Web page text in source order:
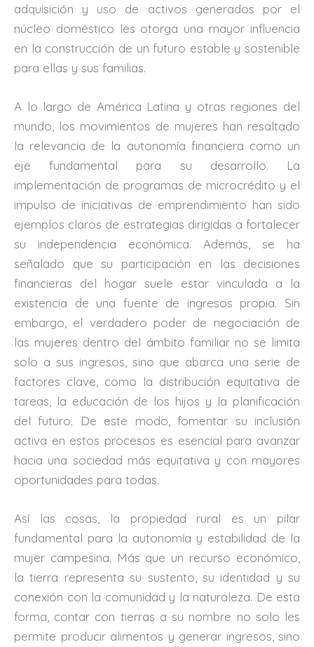
adquisición y uso de activos generados por el
núcleo doméstico les otorga una mayor influencia
en la construcción de un futuro estable y sostenible
para ellas y sus familias.
A lo largo de América Latina y otras regiones del
mundo, los movimientos de mujeres han resaltado
la relevancia de la autonomía financiera como un
eje fundamental para su desarrollo. La
implementación de programas de microcrédito y el
impulso de iniciativas de emprendimiento han sido
ejemplos claros de estrategias dirigidas a fortalecer
su independencia económica. Además, se ha
señalado que su participación en las decisiones
financieras del hogar suele estar vinculada a la
existencia de una fuente de ingresos propia. Sin
embargo, el verdadero poder de negociación de
las mujeres dentro del ámbito familiar no se limita
solo a sus ingresos, sino que abarca una serie de
factores clave, como la distribución equitativa de
tareas, la educación de los hijos y la planificación
del futuro. De este modo, fomentar su inclusión
activa en estos procesos es esencial para avanzar
hacia una sociedad más equitativa y con mayores
oportunidades para todas.
Así las cosas, la propiedad rural es un pilar
fundamental para la autonomía y estabilidad de la
mujer campesina. Más que un recurso económico,
la tierra representa su sustento, su identidad y su
conexión con la comunidad y la naturaleza. De esta
forma, contar con tierras a su nombre no solo les
permite producir alimentos y generar ingresos, sino